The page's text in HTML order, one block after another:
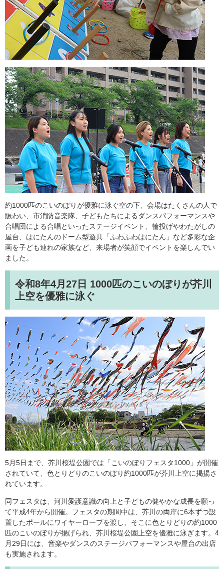
約1000匹のこいのぼりが優雅に泳ぐ空の下、会場はたくさんの人で
賑わい、市消防音楽隊、子どもたちによるダンスパフォーマンスや
合唱団による合唱といったステージイベント、輪投げやわたがしの
屋台、はにたんのドーム型遊具「ふわふわはにたん」など多彩な企
画を子ども連れの家族など、来場者が笑顔でイベントを楽しんでい
ました。
令和8年4月27日 1000匹のこいのぼりが芥川
上空を優雅に泳ぐ
5月5日まで、芥川桜堤公園では「こいのぼりフェスタ1000」が開催
されていて、色とりどりのこいのぼり約1000匹が芥川上空に掲揚さ
れています。
同フェスタは、河川愛護意識の向上と子どもの健やかな成長を願っ
て平成4年から開催。フェスタの期間中は、芥川の両岸に6本ずつ設
置したポールにワイヤーロープを渡し、そこに色とりどりの約1000
匹のこいのぼりが揚げられ、芥川桜堤公園上空を優雅に泳ぎます。4
月29日には、音楽やダンスのステージパフォーマンスや屋台の出店
も実施されます。